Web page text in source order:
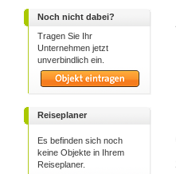
Noch nicht dabei?
Tragen Sie Ihr
Unternehmen jetzt
unverbindlich ein.
Reiseplaner
Es befinden sich noch
keine Objekte in Ihrem
Reiseplaner.